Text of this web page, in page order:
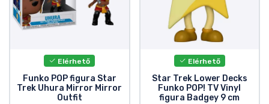
Elérhető
Funko POP figura Star
Trek Uhura Mirror Mirror
Outfit
Elérhető
Star Trek Lower Decks
Funko POP! TV Vinyl
figura Badgey 9 cm